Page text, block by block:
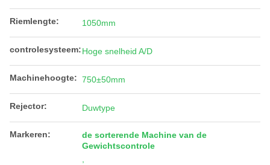
Riemlengte: 1050mm
controlesysteem:Hoge snelheid A/D
Machinehoogte: 750±50mm
Rejector: Duwtype
Markeren:
de sorterende Machine van de
Gewichtscontrole